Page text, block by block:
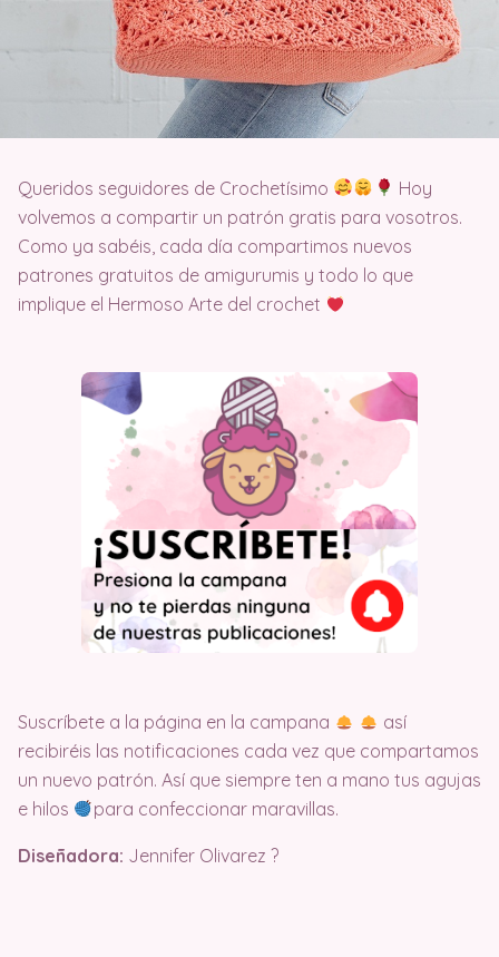
Queridos seguidores de Crochetísimo
Hoy
volvemos a compartir un patrón gratis para vosotros.
Como ya sabéis, cada día compartimos nuevos
patrones gratuitos de amigurumis y todo lo que
implique el Hermoso Arte del crochet
Suscríbete a la página en la campana
así
recibiréis las notificaciones cada vez que compartamos
un nuevo patrón. Así que siempre ten a mano tus agujas
e hilos
para confeccionar maravillas.
Diseñadora: Jennifer Olivarez ?